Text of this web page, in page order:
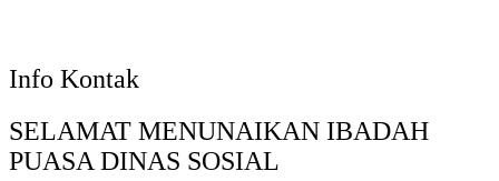
Info Kontak
SELAMAT MENUNAIKAN IBADAH
PUASA DINAS SOSIAL